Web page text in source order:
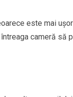
este mai
cameră să